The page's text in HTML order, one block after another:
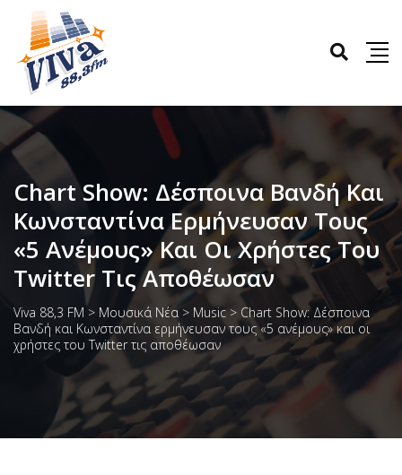
Chart Show: Δέσποινα Βανδή Και
Κωνσταντίνα Ερμήνευσαν Τους
«5 Ανέμους» Και Οι Χρήστες Του
Twitter Τις Αποθέωσαν
Viva 88,3 FM > Μουσικά Νέα > Music > Chart Show: Δέσποινα
Βανδή και Κωνσταντίνα ερμήνευσαν τους «5 ανέμους» και οι
χρήστες του Twitter τις αποθέωσαν